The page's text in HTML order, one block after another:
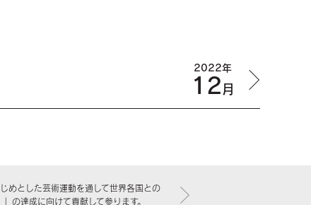
2022年
12月
めとした芸術運動を通して世界各国との
の達成に向けて貢献して参ります。